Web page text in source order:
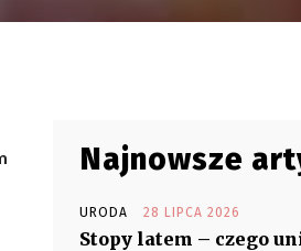
Najnowsze
URODA 28 LIPCA 2026
Stopy latem – czego